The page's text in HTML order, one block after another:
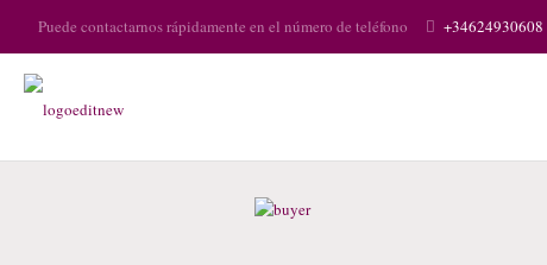
Puede contactarnos rápidamente en el número de teléfono +34624930608